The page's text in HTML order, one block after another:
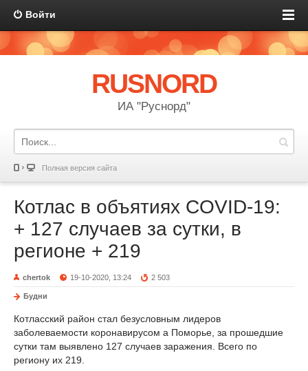
Войти
RUSNORD
ИА "Руснорд"
Полная версия сайта
Котлас в объятиях COVID-19:
+ 127 случаев за сутки, в
регионе + 219
chertok 19-10-2020, 13:24 2 503
Будни
Котласский район стал безусловным лидеров
заболеваемости коронавирусом а Поморье, за прошедшие
сутки там выявлено 127 случаев заражения. Всего по
региону их 219.